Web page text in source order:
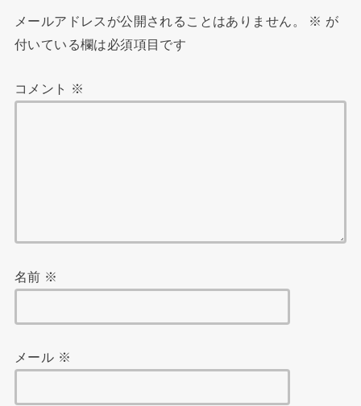
メールアドレスが公開されることはありません。 ※ が
付いている欄は必須項目です
コメント ※
名前 ※
メール ※